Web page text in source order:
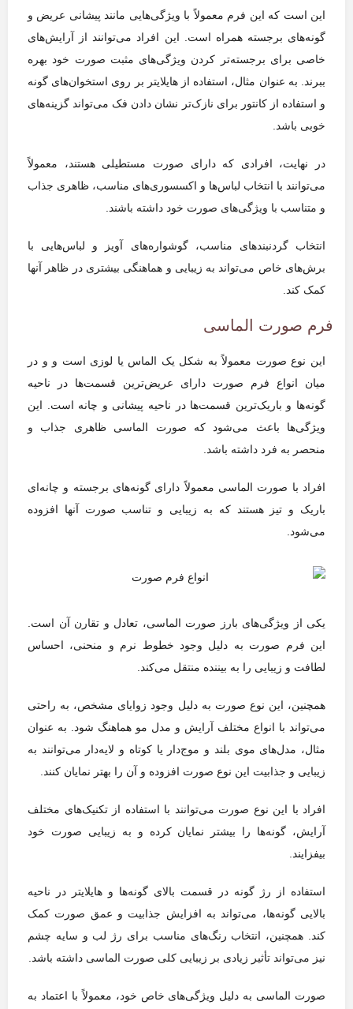
این است که این فرم معمولاً با ویژگی‌هایی مانند پیشانی عریض و
گونه‌های برجسته همراه است. این افراد می‌توانند از آرایش‌های
خاصی برای برجسته‌تر کردن ویژگی‌های مثبت صورت خود بهره
ببرند. به عنوان مثال، استفاده از هایلایتر بر روی استخوان‌های گونه
و استفاده از کانتور برای نازک‌تر نشان دادن فک می‌تواند گزینه‌های
خوبی باشد.
در نهایت، افرادی که دارای صورت مستطیلی هستند، معمولاً
می‌توانند با انتخاب لباس‌ها و اکسسوری‌های مناسب، ظاهری جذاب
و متناسب با ویژگی‌های صورت خود داشته باشند.
انتخاب گردنبندهای مناسب، گوشواره‌های آویز و لباس‌هایی با
برش‌های خاص می‌تواند به زیبایی و هماهنگی بیشتری در ظاهر آنها
کمک کند.
فرم صورت الماسی
این نوع صورت معمولاً به شکل یک الماس یا لوزی است و و در
میان انواع فرم صورت دارای عریض‌ترین قسمت‌ها در ناحیه
گونه‌ها و باریک‌ترین قسمت‌ها در ناحیه پیشانی و چانه است. این
ویژگی‌ها باعث می‌شود که صورت الماسی ظاهری جذاب و
منحصر به فرد داشته باشد.
افراد با صورت الماسی معمولاً دارای گونه‌های برجسته و چانه‌ای
باریک و تیز هستند که به زیبایی و تناسب صورت آنها افزوده
می‌شود.
یکی از ویژگی‌های بارز صورت الماسی، تعادل و تقارن آن است.
این فرم صورت به دلیل وجود خطوط نرم و منحنی، احساس
لطافت و زیبایی را به بیننده منتقل می‌کند.
همچنین، این نوع صورت به دلیل وجود زوایای مشخص، به راحتی
می‌تواند با انواع مختلف آرایش و مدل مو هماهنگ شود. به عنوان
مثال، مدل‌های موی بلند و موج‌دار یا کوتاه و لایه‌دار می‌توانند به
زیبایی و جذابیت این نوع صورت افزوده و آن را بهتر نمایان کنند.
افراد با این نوع صورت می‌توانند با استفاده از تکنیک‌های مختلف
آرایش، گونه‌ها را بیشتر نمایان کرده و به زیبایی صورت خود
بیفزایند.
استفاده از رژ گونه در قسمت بالای گونه‌ها و هایلایتر در ناحیه
بالایی گونه‌ها، می‌تواند به افزایش جذابیت و عمق صورت کمک
کند. همچنین، انتخاب رنگ‌های مناسب برای رژ لب و سایه چشم
نیز می‌تواند تأثیر زیادی بر زیبایی کلی صورت الماسی داشته باشد.
صورت الماسی به دلیل ویژگی‌های خاص خود، معمولاً با اعتماد به